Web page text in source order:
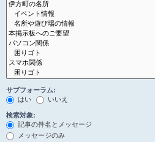
サブフォーラム:
はい
いいえ
検索対象:
記事の件名とメッセージ
メッセージのみ